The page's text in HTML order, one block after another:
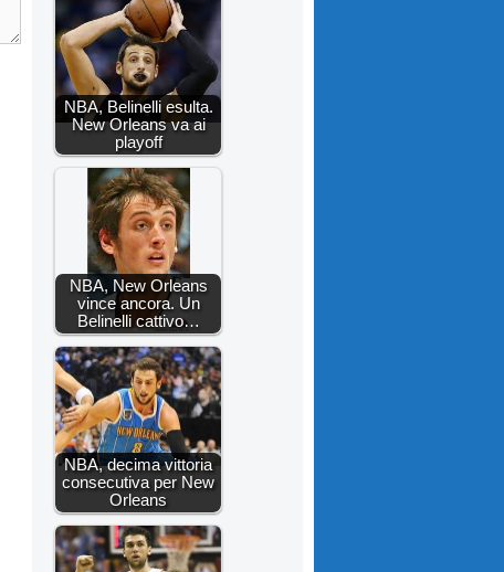
NBA, Belinelli esulta.
New Orleans va ai
playoff
NBA, New Orleans
vince ancora. Un
Belinelli cattivo…
NBA, decima vittoria
consecutiva per New
Orleans